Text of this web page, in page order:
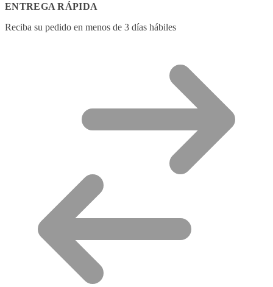
ENTREGA RÁPIDA
Reciba su pedido en menos de 3 días hábiles